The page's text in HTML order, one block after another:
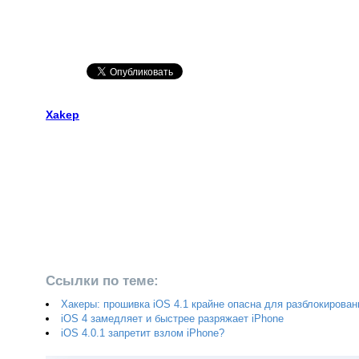
Xakep
Ссылки по теме:
Хакеры: прошивка iOS 4.1 крайне опасна для
iOS 4 замедляет и быстрее разряжает iPhone
iOS 4.0.1 запретит взлом iPhone?